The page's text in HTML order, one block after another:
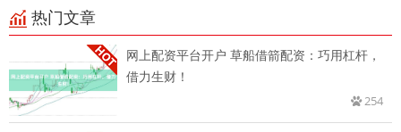
热门文章
网上配资平台开户 草船借箭配资：巧用杠杆，
借力生财！
254